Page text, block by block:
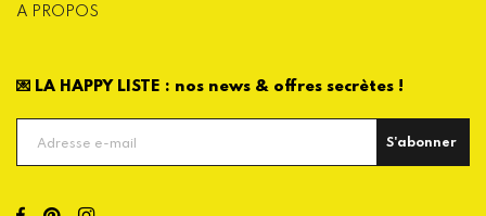
A PROPOS
💌 LA HAPPY LISTE : nos news & offres secrètes !
S'abonner